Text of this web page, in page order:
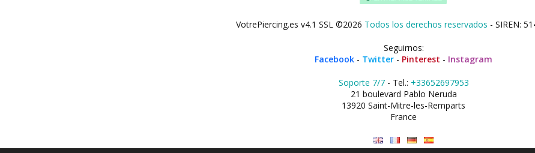
VotrePiercing.es v4.1 SSL ©2026 Todos los derechos reservados - SIREN:
Seguirnos:
Facebook - Twitter - Pinterest - Instagram
Soporte 7/7- Tel.: +33652697953
21 boulevard Pablo Neruda
13920 Saint-Mitre-les-Remparts
France